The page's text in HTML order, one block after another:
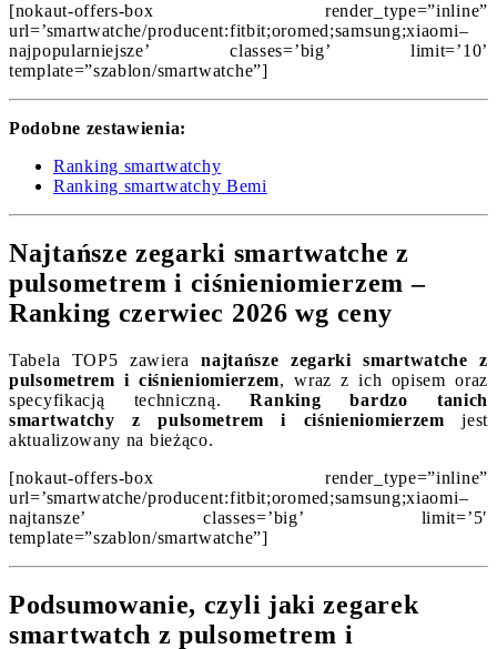
[nokaut-offers-box render_type=”inline”
url=’smartwatche/producent:fitbit;oromed;samsung;xiaomi–
najpopularniejsze’ classes=’big’ limit=’10’
template=”szablon/smartwatche”]
Podobne zestawienia:
Ranking smartwatchy
Ranking smartwatchy Bemi
Najtańsze zegarki smartwatche z
pulsometrem i ciśnieniomierzem –
Ranking czerwiec 2026 wg ceny
Tabela TOP5 zawieranajtańsze zegarki smartwatche z
pulsometrem i ciśnieniomierzem, wraz z ich opisem oraz
specyfikacją techniczną.Ranking bardzo tanich
smartwatchy z pulsometrem i ciśnieniomierzem jest
aktualizowany na bieżąco.
[nokaut-offers-box render_type=”inline”
url=’smartwatche/producent:fitbit;oromed;samsung;xiaomi–
najtansze’ classes=’big’ limit=’5′
template=”szablon/smartwatche”]
Podsumowanie, czyli jaki zegarek
smartwatch z pulsometrem i